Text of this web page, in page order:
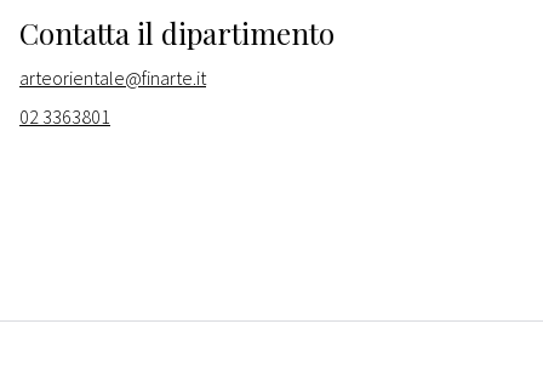
Contatta il dipartimento
arteorientale@finarte.it
02 3363801